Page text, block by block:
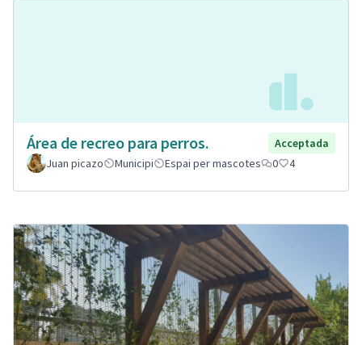
Área de recreo para perros.
Acceptada
Juan picazo
Municipi Espai per mascotes 0 4